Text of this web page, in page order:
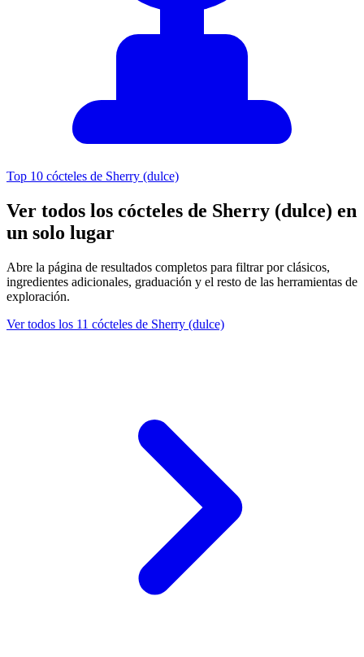
Top 10 cócteles de Sherry (dulce)
Ver todos los cócteles de Sherry (dulce) en
un solo lugar
Abre la página de resultados completos para filtrar por clásicos,
ingredientes adicionales, graduación y el resto de las herramientas de
exploración.
Ver todos los 11 cócteles de Sherry (dulce)